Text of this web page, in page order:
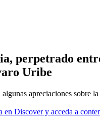
perpetrado
Uribe
apreciaciones sobre
en Discover y acceda a